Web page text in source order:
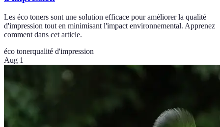
Les éco toners sont une solution efficace pour améliorer la qualité
d'impression tout en minimisant l'impact environnemental. Apprenez
comment dans cet article.
éco tonerqualité d'impression
Aug 1